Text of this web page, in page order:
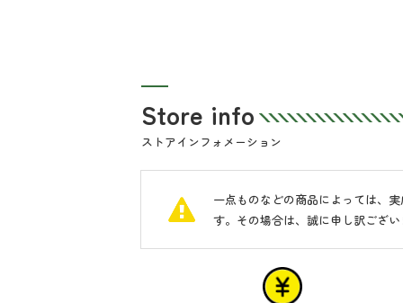
Store info
ストアインフォメーション
一点ものなどの商品によっては、
す。その場合は、誠に申し訳ござ